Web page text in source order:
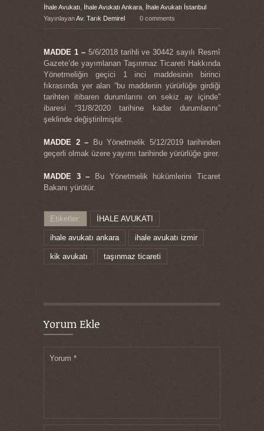
İhale Avukatı
İhale Avukatı Ankara İhale Avukatı İstanbul
YayınlayanAv. Tarık Demirel 0 comments
MADDE 1 –5/6/2018 tarihli ve 30442 sayılı Resmî
Gazete’de yayımlanan Taşınmaz Ticareti Hakkında
Yönetmeliğin geçici 1 inci maddesinin birinci
fıkrasında yer alan “bu maddenin yürürlüğe girdiği
tarihten itibaren durumlarını on sekiz ay içinde”
ibaresi “31/8/2020 tarihine kadar durumlarını”
şeklinde değiştirilmiştir.
MADDE 2 – Bu Yönetmelik 5/12/2019 tarihinden
geçerli olmak üzere yayımı tarihinde yürürlüğe girer.
MADDE 3 –
Bu Yönetmelik hükümlerini Ticaret
Bakanı yürütür.
Etiketler: İHALE AVUKATI
ihale avukatı ankara ihale avukatı izmir
kik avukatı taşınmaz ticareti
Yorum Ekle
Yorum *